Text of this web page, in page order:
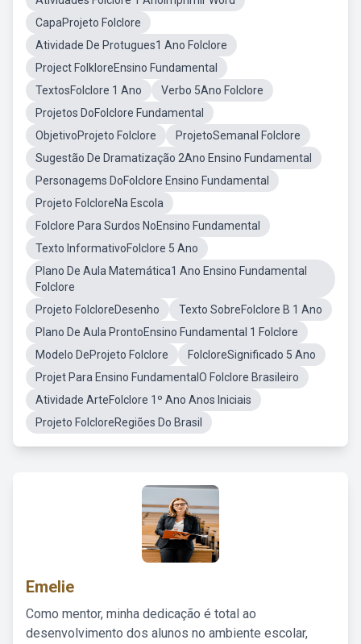
CapaProjeto Folclore
Atividade De Protugues1 Ano Folclore
Project FolkloreEnsino Fundamental
TextosFolclore 1 Ano
Verbo 5Ano Folclore
Projetos DoFolclore Fundamental
ObjetivoProjeto Folclore
ProjetoSemanal Folclore
Sugestão De Dramatização 2Ano Ensino Fundamental
Personagems DoFolclore Ensino Fundamental
Projeto FolcloreNa Escola
Folclore Para Surdos NoEnsino Fundamental
Texto InformativoFolclore 5 Ano
Plano De Aula Matemática1 Ano Ensino Fundamental
Folclore
Projeto FolcloreDesenho
Texto SobreFolclore B 1 Ano
Plano De Aula ProntoEnsino Fundamental 1 Folclore
Modelo DeProjeto Folclore
FolcloreSignificado 5 Ano
Projet Para Ensino FundamentalO Folclore Brasileiro
Atividade ArteFolclore 1º Ano Anos Iniciais
Projeto FolcloreRegiões Do Brasil
Emelie
Como mentor, minha dedicação é total ao
desenvolvimento dos alunos no ambiente escolar,